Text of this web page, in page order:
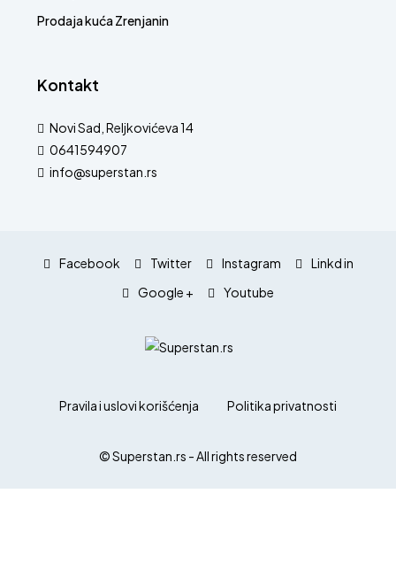
Prodaja kuća Zrenjanin
Kontakt
Novi Sad, Reljkovićeva 14
0641594907
info@superstan.rs
Facebook Twitter Instagram
Linkd in
Google +
Youtube
Pravila i uslovi korišćenja Politika privatnosti
© Superstan.rs - All rights reserved